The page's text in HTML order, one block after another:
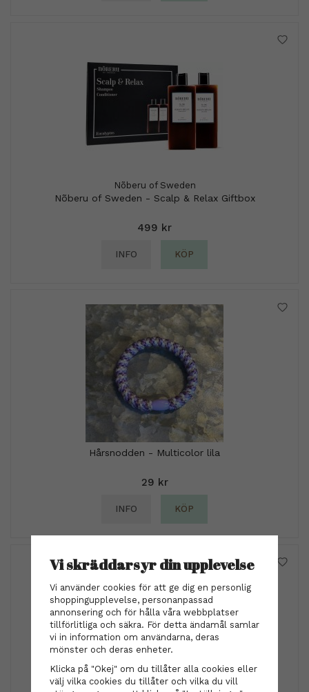
Nõberu of Sweden
Nõberu of Sweden - Scalp & Relax Giftbox
499 kr
INFO KÖP
Hårsnodden - Multicolor lila
29 kr
INFO KÖP
Vi skräddarsyr din upplevelse
Vi använder cookies för att ge dig en personlig
shoppingupplevelse, personanpassad
annonsering och för hålla våra webbplatser
tillförlitliga och säkra. För detta ändamål samlar
vi in information om användarna, deras
mönster och deras enheter.
Klicka på "Okej" om du tillåter alla cookies eller
välj vilka cookies du tillåter och vilka du vill